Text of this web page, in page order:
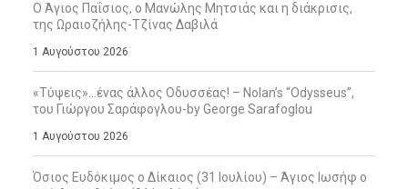
Ο Άγιος Παΐσιος, ο Μανώλης Μητσιάς και η διάκρισις,
της Ωραιοζήλης-Τζίνας Δαβιλά
1 Αυγούστου 2026
«Τύψεις»…ένας άλλος Οδυσσέας! – Nolan’s “Odysseus”,
του Γιώργου Σαράφογλου-by George Sarafoglou
1 Αυγούστου 2026
Όσιος Ευδόκιμος ο Δίκαιος (31 Ιουλίου) – Άγιος Ιωσήφ ο